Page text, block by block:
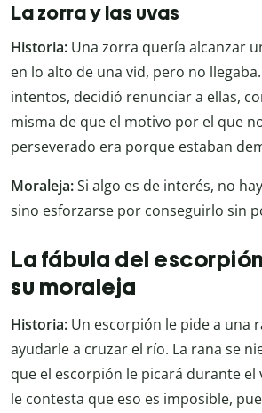
La zorra y las uvas
Historia: Una zorra quería alcanzar
en lo alto de una vid, pero no
intentos, decidió renunciar a ellas,
misma de que el motivo por el que
perseverado era porque estaban
Moraleja:Si algo es de interés, no
sino esforzarse por conseguirlo sin
La fábula del
su moraleja
Historia: Un escorpión le pide a una
ayudarle a cruzar el río. La rana se
que el escorpión le picará durante el
le contesta que eso es imposible,